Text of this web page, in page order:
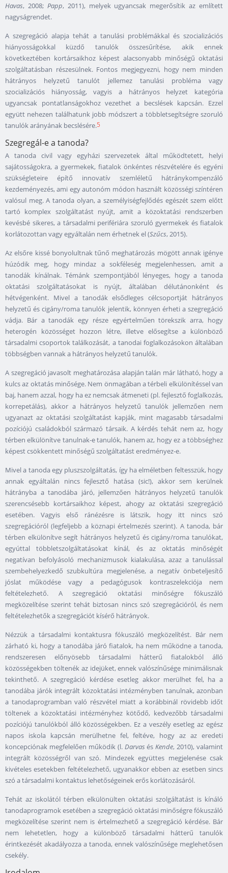
Havas, 2008; Papp, 2011), melyek ugyancsak megerősítik az említett
nagyságrendet.
A szegregáció alapja tehát a tanulási problémákkal és szocializációs
hiányosságokkal küzdő tanulók összesűrítése, akik ennek
következtében kortársaikhoz képest alacsonyabb minőségű oktatási
szolgáltatásban részesülnek. Fontos megjegyezni, hogy nem minden
hátrányos helyzetű tanulót jellemez tanulási probléma vagy
szocializációs hiányosság, vagyis a hátrányos helyzet kategória
ugyancsak pontatlanságokhoz vezethet a becslések kapcsán. Ezzel
együtt nehezen találhatunk jobb módszert a többletsegítségre szoruló
tanulók arányának becslésére.5
Szegregál-e a tanoda?
A tanoda civil vagy egyházi szervezetek által működtetett, helyi
sajátosságokra, a gyermekek, fiatalok önkéntes részvételére és egyéni
szükségleteire építő innovatív szemléletű hátránykompenzáló
kezdeményezés, ami egy autonóm módon használt közösségi színtéren
valósul meg. A tanoda olyan, a személyiségfejlődés egészét szem előtt
tartó komplex szolgáltatást nyújt, amit a közoktatási rendszerben
kevésbé sikeres, a társadalmi perifériára szoruló gyermekek és fiatalok
korlátozottan vagy egyáltalán nem érhetnek el (Szűcs, 2015).
Az elsőre kissé bonyolultnak tűnő meghatározás mögött annak igénye
húzódik meg, hogy mindaz a sokféleség megjelenhessen, amit a
tanodák kínálnak. Témánk szempontjából lényeges, hogy a tanoda
oktatási szolgáltatásokat is nyújt, általában délutánonként és
hétvégenként. Mivel a tanodák elsődleges célcsoportját hátrányos
helyzetű és cigány/roma tanulók jelentik, könnyen érheti a szegregáció
vádja. Bár a tanodák egy része egyértelműen törekszik arra, hogy
heterogén közösséget hozzon létre, illetve elősegítse a különböző
társadalmi csoportok találkozását, a tanodai foglalkozásokon általában
többségben vannak a hátrányos helyzetű tanulók.
A szegregáció javasolt meghatározása alapján talán már látható, hogy a
kulcs az oktatás minősége. Nem önmagában a térbeli elkülönítéssel van
baj, hanem azzal, hogy ha ez nemcsak átmeneti (pl. fejlesztő foglalkozás,
korrepetálás), akkor a hátrányos helyzetű tanulók jellemzően nem
ugyanazt az oktatási szolgáltatást kapják, mint magasabb társadalmi
pozíciójú családokból származó társaik. A kérdés tehát nem az, hogy
térben elkülönítve tanulnak-e tanulók, hanem az, hogy ez a többséghez
képest csökkentett minőségű szolgáltatást eredményez-e.
Mivel a tanoda egy pluszszolgáltatás, így ha elméletben feltesszük, hogy
annak egyáltalán nincs fejlesztő hatása (sic!), akkor sem kerülnek
hátrányba a tanodába járó, jellemzően hátrányos helyzetű tanulók
szerencsésebb kortársaikhoz képest, ahogy az oktatási szegregáció
esetében. Vagyis első ránézésre is látszik, hogy itt nincs szó
szegregációról (legfeljebb a köznapi értelmezés szerint). A tanoda, bár
térben elkülönítve segít hátrányos helyzetű és cigány/roma tanulókat,
egyúttal többletszolgáltatásokat kínál, és az oktatás minőségét
negatívan befolyásoló mechanizmusok kialakulása, azaz a tanulással
szembehelyezkedő szubkultúra megjelenése, a negatív önbeteljesítő
jóslat működése vagy a pedagógusok kontraszelekciója nem
feltételezhető. A szegregáció oktatási minőségre fókuszáló
megközelítése szerint tehát biztosan nincs szó szegregációról, és nem
feltételezhetők a szegregációt kísérő hátrányok.
Nézzük a társadalmi kontaktusra fókuszáló megközelítést. Bár nem
zárható ki, hogy a tanodába járó fiatalok, ha nem működne a tanoda,
rendszeresen előnyösebb társadalmi hátterű fiatalokból álló
közösségekben töltenék az idejüket, ennek valószínűsége minimálisnak
tekinthető. A szegregáció kérdése esetleg akkor merülhet fel, ha a
tanodába járók integrált közoktatási intézményben tanulnak, azonban
a tanodaprogramban való részvétel miatt a korábbinál rövidebb időt
töltenek a közoktatási intézményhez kötődő, kedvezőbb társadalmi
pozíciójú tanulókból álló közösségekben. Ez a veszély esetleg az egész
napos iskola kapcsán merülhetne fel, feltéve, hogy az az eredeti
koncepciónak megfelelően működik (l. DarvasésKende, 2010), valamint
integrált közösségről van szó. Mindezek együttes megjelenése csak
kivételes esetekben feltételezhető, ugyanakkor ebben az esetben sincs
szó a társadalmi kontaktus lehetőségeinek erős korlátozásáról.
Tehát az iskolától térben elkülönülten oktatási szolgáltatást is kínáló
tanodaprogramok esetében a szegregáció oktatási minőségre fókuszáló
megközelítése szerint nem is értelmezhető a szegregáció kérdése. Bár
nem lehetetlen, hogy a különböző társadalmi hátterű tanulók
érintkezését akadályozza a tanoda, ennek valószínűsége meglehetősen
csekély.